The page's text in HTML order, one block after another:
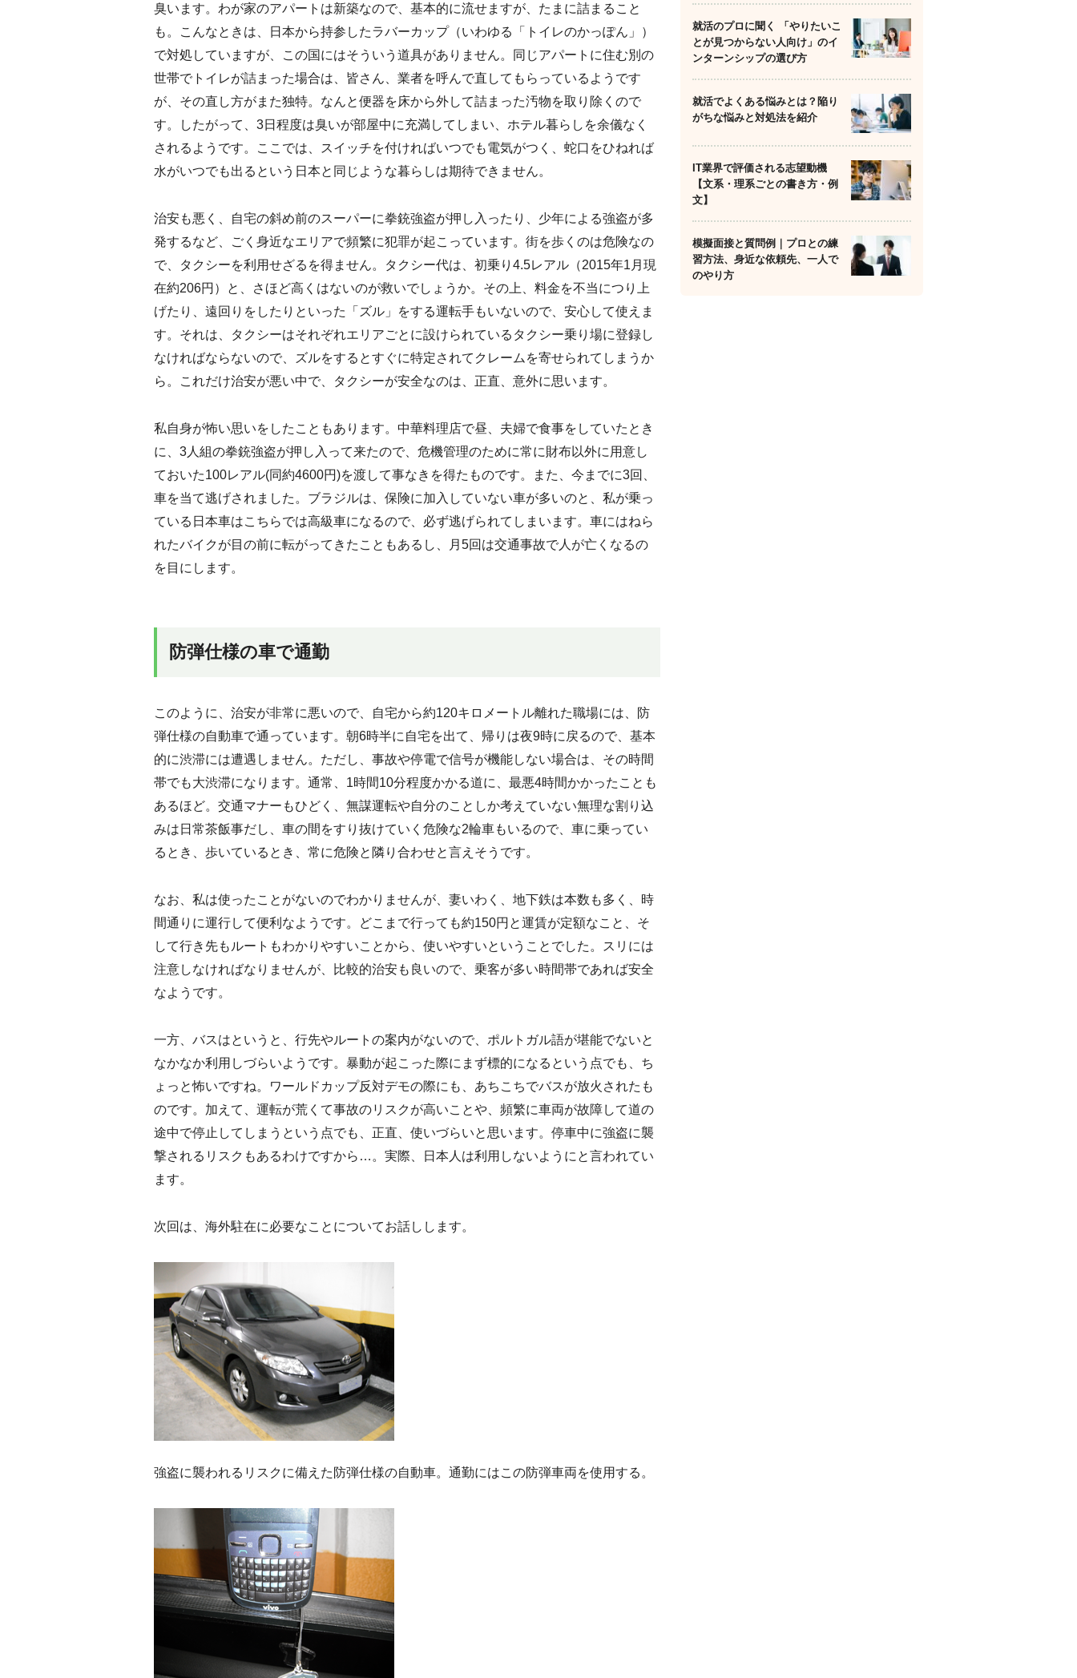
臭います。わが家のアパートは新築なので、基本的に流せますが、たまに詰まること
も。こんなときは、日本から持参したラバーカップ（いわゆる「トイレのかっぽん」）
で対処していますが、この国にはそういう道具がありません。同じアパートに住む別の
世帯でトイレが詰まった場合は、皆さん、業者を呼んで直してもらっているようです
が、その直し方がまた独特。なんと便器を床から外して詰まった汚物を取り除くので
す。したがって、3日程度は臭いが部屋中に充満してしまい、ホテル暮らしを余儀なく
されるようです。ここでは、スイッチを付ければいつでも電気がつく、蛇口をひねれば
水がいつでも出るという日本と同じような暮らしは期待できません。
治安も悪く、自宅の斜め前のスーパーに拳銃強盗が押し入ったり、少年による強盗が多
発するなど、ごく身近なエリアで頻繁に犯罪が起こっています。街を歩くのは危険なの
で、タクシーを利用せざるを得ません。タクシー代は、初乗り4.5レアル（2015年1月現
在約206円）と、さほど高くはないのが救いでしょうか。その上、料金を不当につり上
げたり、遠回りをしたりといった「ズル」をする運転手もいないので、安心して使えま
す。それは、タクシーはそれぞれエリアごとに設けられているタクシー乗り場に登録し
なければならないので、ズルをするとすぐに特定されてクレームを寄せられてしまうか
ら。これだけ治安が悪い中で、タクシーが安全なのは、正直、意外に思います。
私自身が怖い思いをしたこともあります。中華料理店で昼、夫婦で食事をしていたとき
に、3人組の拳銃強盗が押し入って来たので、危機管理のために常に財布以外に用意し
ておいた100レアル(同約4600円)を渡して事なきを得たものです。また、今までに3回、
車を当て逃げされました。ブラジルは、保険に加入していない車が多いのと、私が乗っ
ている日本車はこちらでは高級車になるので、必ず逃げられてしまいます。車にはねら
れたバイクが目の前に転がってきたこともあるし、月5回は交通事故で人が亡くなるの
を目にします。
防弾仕様の車で通勤
このように、治安が非常に悪いので、自宅から約120キロメートル離れた職場には、防
弾仕様の自動車で通っています。朝6時半に自宅を出て、帰りは夜9時に戻るので、基本
的に渋滞には遭遇しません。ただし、事故や停電で信号が機能しない場合は、その時間
帯でも大渋滞になります。通常、1時間10分程度かかる道に、最悪4時間かかったことも
あるほど。交通マナーもひどく、無謀運転や自分のことしか考えていない無理な割り込
みは日常茶飯事だし、車の間をすり抜けていく危険な2輪車もいるので、車に乗ってい
るとき、歩いているとき、常に危険と隣り合わせと言えそうです。
なお、私は使ったことがないのでわかりませんが、妻いわく、地下鉄は本数も多く、時
間通りに運行して便利なようです。どこまで行っても約150円と運賃が定額なこと、そ
して行き先もルートもわかりやすいことから、使いやすいということでした。スリには
注意しなければなりませんが、比較的治安も良いので、乗客が多い時間帯であれば安全
なようです。
一方、バスはというと、行先やルートの案内がないので、ポルトガル語が堪能でないと
なかなか利用しづらいようです。暴動が起こった際にまず標的になるという点でも、ち
ょっと怖いですね。ワールドカップ反対デモの際にも、あちこちでバスが放火されたも
のです。加えて、運転が荒くて事故のリスクが高いことや、頻繁に車両が故障して道の
途中で停止してしまうという点でも、正直、使いづらいと思います。停車中に強盗に襲
撃されるリスクもあるわけですから…。実際、日本人は利用しないようにと言われてい
ます。
次回は、海外駐在に必要なことについてお話しします。
強盗に襲われるリスクに備えた防弾仕様の自動車。通勤にはこの防弾車両を使用する。
就活のプロに聞く 「やりたいこ
とが見つからない人向け」のイ
ンターンシップの選び方
就活でよくある悩みとは？陥り
がちな悩みと対処法を紹介
IT業界で評価される志望動機
【文系・理系ごとの書き方・例
文】
模擬面接と質問例｜プロとの練
習方法、身近な依頼先、一人で
のやり方